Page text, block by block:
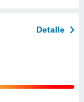
Detalle